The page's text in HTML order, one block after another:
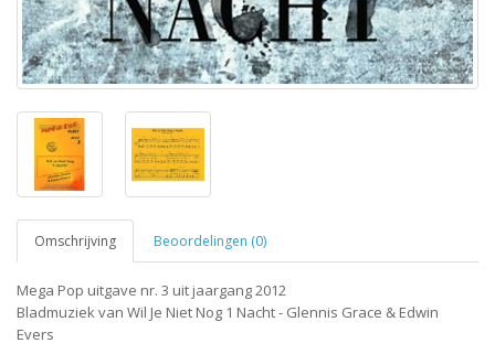
Omschrijving Beoordelingen (0)
Mega Pop uitgave nr. 3 uit jaargang 2012
Bladmuziek van Wil Je Niet Nog 1 Nacht - Glennis Grace & Edwin
Evers